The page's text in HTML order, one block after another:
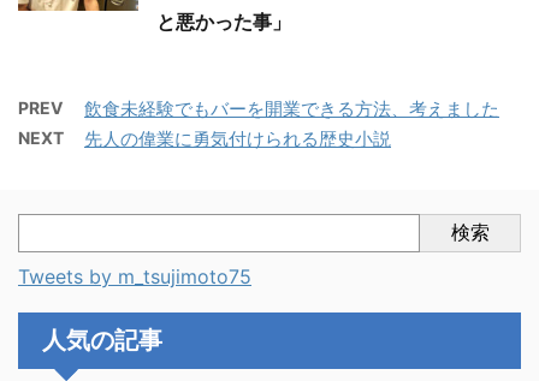
と悪かった事」
PREV 飲食未経験でもバーを開業できる方法、考えました
NEXT 先人の偉業に勇気付けられる歴史小説
検索
Tweets by m_tsujimoto75
人気の記事